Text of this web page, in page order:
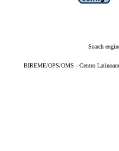
Search
BIREME/OPS/OMS - Centro